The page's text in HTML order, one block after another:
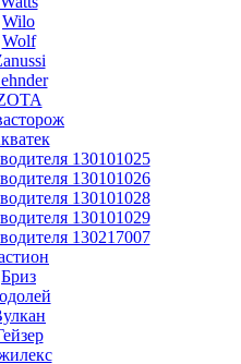
Wilo
Wolf
130101025
130101026
130101028
130101029
130217007
Бриз